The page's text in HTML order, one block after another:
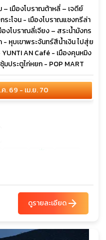
– เมืองโบราณต้าหลี่ – เจดีย์
ะโจน - เมืองโบราณแชงกรีล่า
งโบราณลี่เจียง – สระน้ำมังกร
หุบเขาพระจันทร์สีน้ำเงิน ไปสุ่ย
YUNTI AN Café - เมืองคุนหมิง
ประตูไก่หยก - POP MART
. 69 - เม.ย. 70
sunny
19-23 20-24 26-30
10-14 11-15
16-20
ดูรายละเอียดarrow_forward